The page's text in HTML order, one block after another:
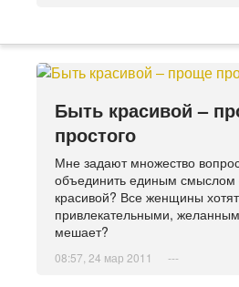
Быть красивой –
простого
Мне задают множество
объединить единым смыслом
красивой? Все женщины
привлекательными,
мешает?
08:57, 24 мар 2011 ---